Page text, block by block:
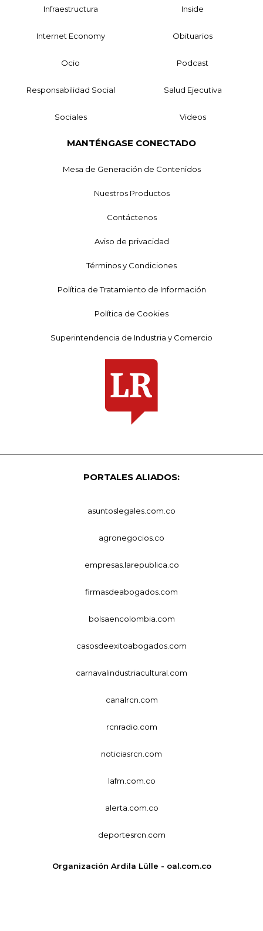
Infraestructura Inside
Internet Economy Obituarios
Ocio Podcast
Responsabilidad Social Salud Ejecutiva
Sociales Videos
MANTÉNGASE CONECTADO
Mesa de Generación de Contenidos
Nuestros Productos
Contáctenos
Aviso de privacidad
Términos y Condiciones
Política de Tratamiento de Información
Política de Cookies
Superintendencia de Industria y Comercio
PORTALES ALIADOS:
asuntoslegales.com.co
agronegocios.co
empresas.larepublica.co
firmasdeabogados.com
bolsaencolombia.com
casosdeexitoabogados.com
carnavalindustriacultural.com
canalrcn.com
rcnradio.com
noticiasrcn.com
lafm.com.co
alerta.com.co
deportesrcn.com
Organización Ardila Lülle - oal.com.co